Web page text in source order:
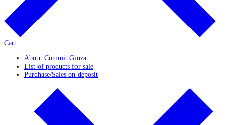
Cart
About Commit Ginza
List of products for sale
Purchase/Sales on deposit